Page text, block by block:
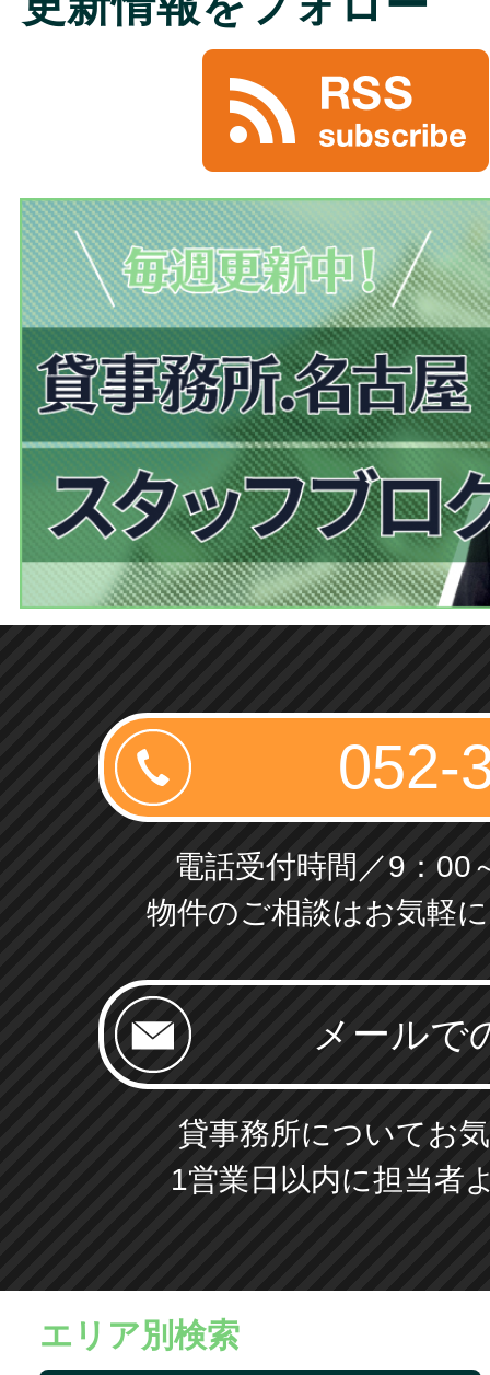
電話受付時間／9：00
物件のご相談はお気軽
貸事務所についてお
1営業日以内に担当者
エリア別検索